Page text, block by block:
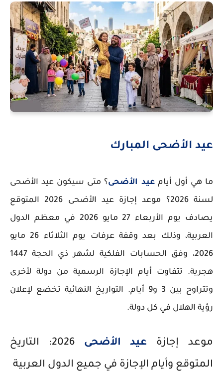
عيد الأضحى المبارك
ما هي أول أيامعيد الأضحى؟ متى سيكون عيد الأضحى
لسنة 2026؟ موعد إجازة عيد الأضحى 2026 المتوقع
يصادف يوم الأربعاء 27 مايو 2026 في معظم الدول
العربية، وذلك بعد وقفة عرفات يوم الثلاثاء 26 مايو
2026، وفق الحسابات الفلكية لشهر ذي الحجة 1447
هجرية. تتفاوت أيام الإجازة الرسمية من دولة لأخرى
وتتراوح بين 3 و9 أيام. التواريخ النهائية تخضع لإعلان
رؤية الهلال في كل دولة.
موعد إجازة عيد الأضحى
2026: التاريخ
المتوقع وأيام الإجازة في جميع الدول العربية